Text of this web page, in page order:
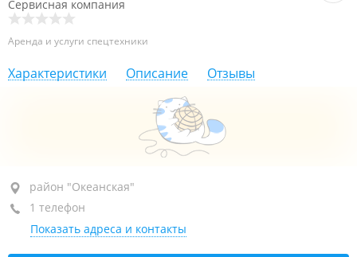
Сервисная компания
Аренда и услуги спецтехники
Характеристики Описание Отзывы
район "Океанская", ул. Маковского, 103А
+7 914 792-46-14
закрыто, откроется в 09:00
район "Океанская"
1 телефон
Показать адреса и контакты